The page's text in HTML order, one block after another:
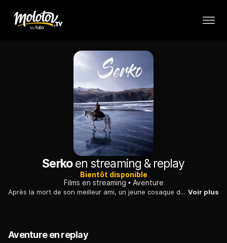
Serkoen streaming & replay
Bientôt disponible
Films en streaming
Aventure
Après la mort de son meilleur ami, un jeune cosaque décide de traverser la Russie et de rejoindre Saint-Pétersbourg à cheval pour réclamer justice au tsar. Voir plus
Aventure en replay